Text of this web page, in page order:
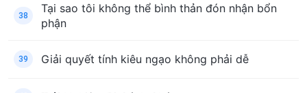
38
Tại sao tôi không thể bình thản đón nhận bổn
phận
39 Giải quyết tính kiêu ngạo không phải dễ